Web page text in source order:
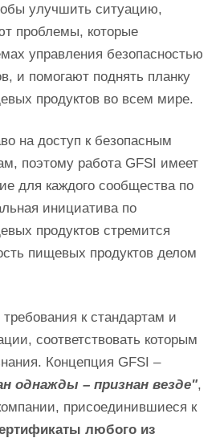
улучшить ситуацию,
проблемы, которые
управления безопасностью
и помогают поднять планку
продуктов во всем мире.
на доступ к безопасным
поэтому работа GFSI имеет
для каждого сообщества по
инициатива по
продуктов стремится
пищевых продуктов делом
к стандартам и
соответствовать которым
Концепция GFSI –
однажды – признан везде",
присоединившиеся к
любого из